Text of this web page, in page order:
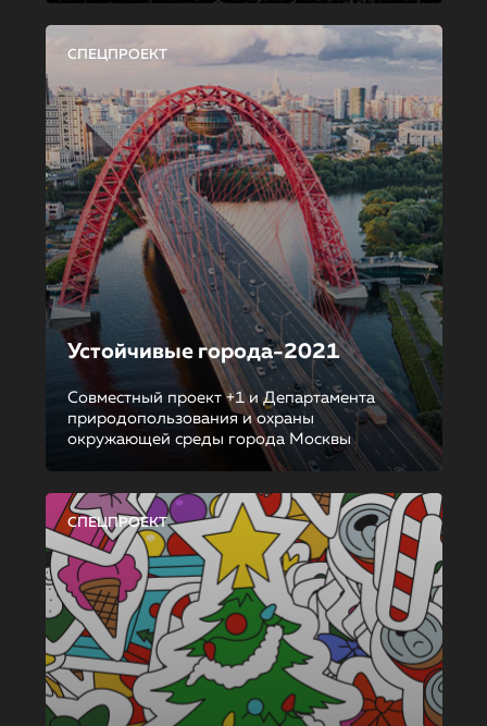
СПЕЦПРОЕКТ
Устойчивые города-2021
Совместный проект +1 и Департамента
природопользования и охраны
окружающей среды города Москвы
СПЕЦПРОЕКТ